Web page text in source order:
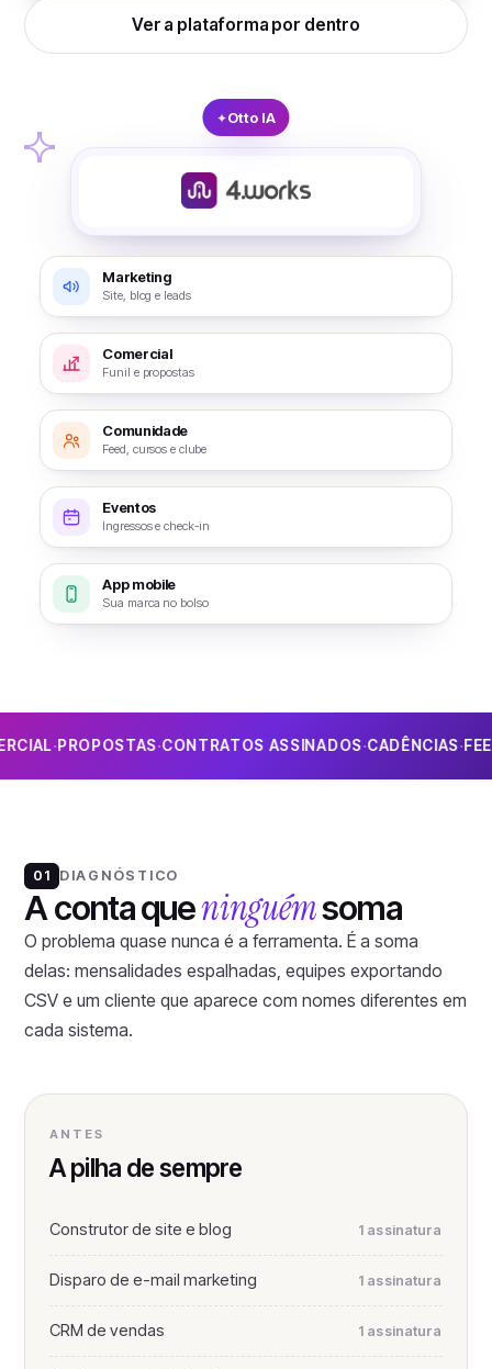
Ver a plataforma por dentro
✦Otto IA
Marketing
Site, blog e leads
Comercial
Funil e propostas
Comunidade
Feed, cursos e clube
Eventos
Ingressos e check-in
App mobile
Sua marca no bolso
PROPOSTAS·CONTRATOS ASSINADOS ·CADÊNCIAS·FEED·
01 DIAGNÓSTICO
A conta queninguémsoma
O problema quase nunca é a ferramenta. É a soma
delas: mensalidades espalhadas, equipes exportando
CSV e um cliente que aparece com nomes diferentes em
cada sistema.
ANTES
A pilha de sempre
Construtor de site e blog 1 assinatura
Disparo de e-mail marketing 1 assinatura
CRM de vendas 1 assinatura